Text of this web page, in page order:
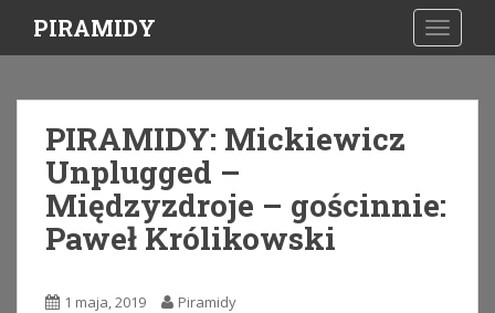
i
PIRAMIDY
PIRAMIDY: Mickiewicz
Unplugged –
Międzyzdroje – gościnnie:
Paweł Królikowski
1 maja, 2019 Piramidy